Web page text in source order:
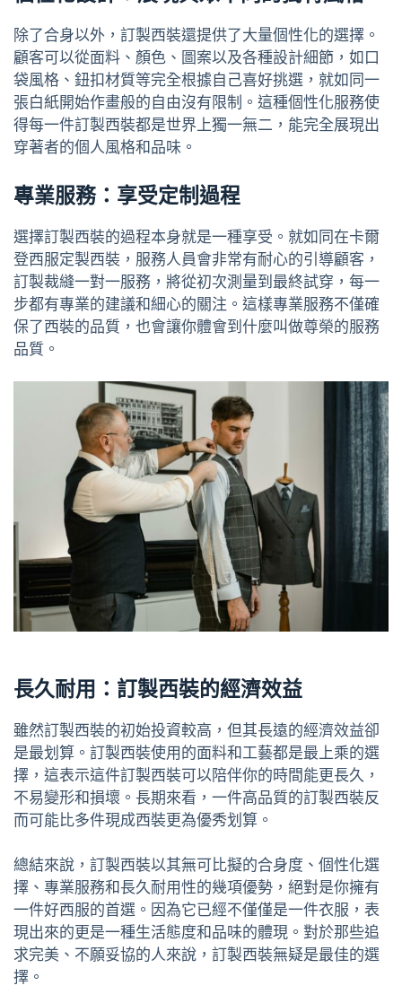
除了合身以外，訂製西裝還提供了大量個性化的選擇。
顧客可以從面料、顏色、圖案以及各種設計細節，如口
袋風格、鈕扣材質等完全根據自己喜好挑選，就如同一
張白紙開始作畫般的自由沒有限制。這種個性化服務使
得每一件訂製西裝都是世界上獨一無二，能完全展現出
穿著者的個人風格和品味。
專業服務：享受定制過程
選擇訂製西裝的過程本身就是一種享受。就如同在卡爾
登西服定製西裝，服務人員會非常有耐心的引導顧客，
訂製裁縫一對一服務，將從初次測量到最終試穿，每一
步都有專業的建議和細心的關注。這樣專業服務不僅確
保了西裝的品質，也會讓你體會到什麼叫做尊榮的服務
品質。
長久耐用：訂製西裝的經濟效益
雖然訂製西裝的初始投資較高，但其長遠的經濟效益卻
是最划算。訂製西裝使用的面料和工藝都是最上乘的選
擇，這表示這件訂製西裝可以陪伴你的時間能更長久，
不易變形和損壞。長期來看，一件高品質的訂製西裝反
而可能比多件現成西裝更為優秀划算。
總結來說，訂製西裝以其無可比擬的合身度、個性化選
擇、專業服務和長久耐用性的幾項優勢，絕對是你擁有
一件好西服的首選。因為它已經不僅僅是一件衣服，表
現出來的更是一種生活態度和品味的體現。對於那些追
求完美、不願妥協的人來說，訂製西裝無疑是最佳的選
擇。